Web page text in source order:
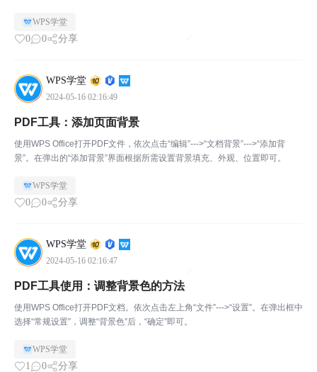
WPS学堂
0 0 分享
WPS学堂
2024-05-16 02:16:49
PDF工具：添加页面背景
使用WPS Office打开PDF文件，依次点击“编辑”--->“文档背景”--->“添加背
景”。在弹出的“添加背景”界面根据所需设置背景填充、外观、位置即可。
WPS学堂
0 0 分享
WPS学堂
2024-05-16 02:16:47
PDF工具使用：调整背景色的方法
使用WPS Office打开PDF文档。依次点击左上角“文件”--->“设置”。在弹出框中
选择“常规设置”，调整“背景色”后，“确定”即可。
WPS学堂
1 0 分享